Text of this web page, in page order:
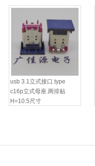
usb 3.1立式接口.type
c16p立式母座.两排贴
H=10.5尺寸